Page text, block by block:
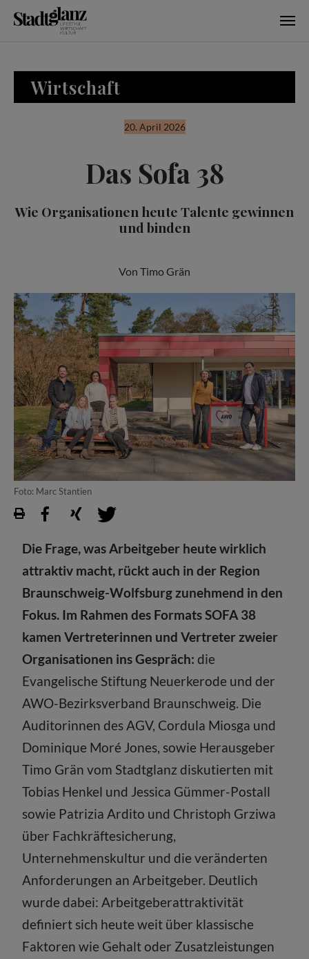
Wirtschaft
20. April 2026
Das Sofa 38
Wie Organisationen heute Talente gewinnen
und binden
Von Timo Grän
Foto: Marc Stantien
Die Frage, was Arbeitgeber heute wirklich
attraktiv macht, rückt auch in der Region
Braunschweig-Wolfsburg zunehmend in den
Fokus. Im Rahmen des Formats SOFA 38
kamen Vertreterinnen und Vertreter zweier
Organisationen ins Gespräch: die
Evangelische Stiftung Neuerkerode und der
AWO-Bezirksverband Braunschweig. Die
Auditorinnen des AGV, Cordula Miosga und
Dominique Moré Jones, sowie Herausgeber
Timo Grän vom Stadtglanz diskutierten mit
Tobias Henkel und Jessica Gümmer-Postall
sowie Patrizia Ardito und Christoph Grziwa
über Fachkräftesicherung,
Unternehmenskultur und die veränderten
Anforderungen an Arbeitgeber. Deutlich
wurde dabei: Arbeitgeberattraktivität
definiert sich heute weit über klassische
Faktoren wie Gehalt oder Zusatzleistungen